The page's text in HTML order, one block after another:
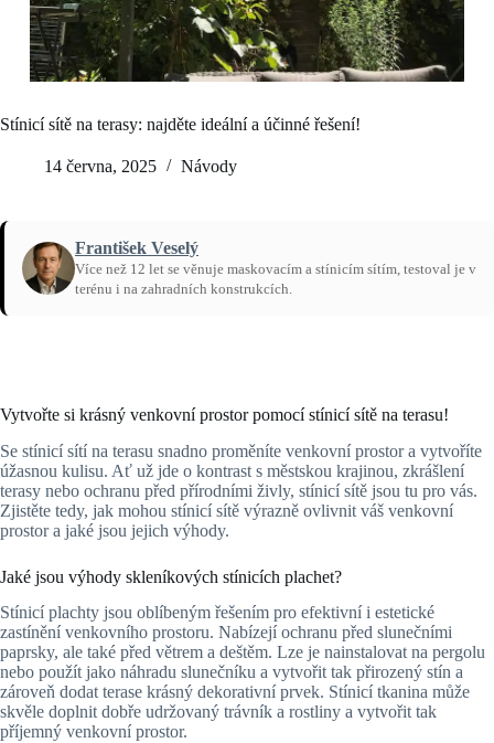
Stínicí sítě na terasy: najděte ideální a účinné řešení!
14 června, 2025 Návody
František Veselý
Více než 12 let se věnuje maskovacím a stínicím sítím, testoval je v
terénu i na zahradních konstrukcích.
Vytvořte si krásný venkovní prostor pomocí stínicí sítě na terasu!
Se stínicí sítí na terasu snadno proměníte venkovní prostor a vytvoříte
úžasnou kulisu. Ať už jde o kontrast s městskou krajinou, zkrášlení
terasy nebo ochranu před přírodními živly, stínicí sítě jsou tu pro vás.
Zjistěte tedy, jak mohou stínicí sítě výrazně ovlivnit váš venkovní
prostor a jaké jsou jejich výhody.
Jaké jsou výhody skleníkových stínicích plachet?
Stínicí plachty jsou oblíbeným řešením pro efektivní i estetické
zastínění venkovního prostoru. Nabízejí ochranu před slunečními
paprsky, ale také před větrem a deštěm. Lze je nainstalovat na pergolu
nebo použít jako náhradu slunečníku a vytvořit tak přirozený stín a
zároveň dodat terase krásný dekorativní prvek. Stínicí tkanina může
skvěle doplnit dobře udržovaný trávník a rostliny a vytvořit tak
příjemný venkovní prostor.